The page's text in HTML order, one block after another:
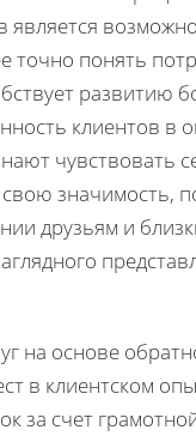
точно понять
развитию
клиентов
чувствовать
значимость,
друзьям и
на основе
в клиентском
за счет